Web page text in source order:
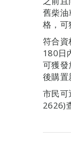
舊柴油
格，可
符合資
180日
可獲發
後購置
市民可
2626)